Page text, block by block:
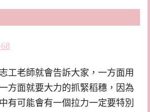
工老師就會告訴大家，一方面用
方面就要大力的抓緊稻穗，因為
有可能會有一個拉力一定要特別